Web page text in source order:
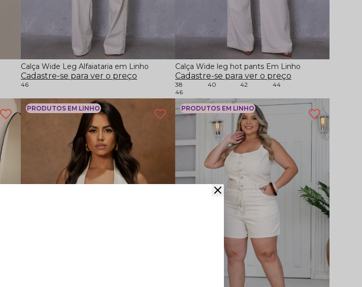
Calça Wide Leg Alfaiataria em Linho
Cadastre-se para ver o preço
46
Calça Wide leg hot pants Em Linho
Cadastre-se para ver o preço
38 40 42
44
46
PRODUTOS EM LINHO PRODUTOS EM LINHO